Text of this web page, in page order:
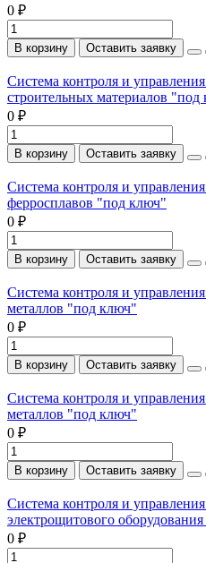
0 ₽
В корзину Оставить заявку
Система контроля и
строительных материалов "под
0 ₽
В корзину Оставить заявку
Система контроля и
ферросплавов "под ключ"
0 ₽
В корзину Оставить заявку
Система контроля и
металлов "под ключ"
0 ₽
В корзину Оставить заявку
Система контроля и
металлов "под ключ"
0 ₽
В корзину Оставить заявку
Система контроля и
электрощитового
0 ₽